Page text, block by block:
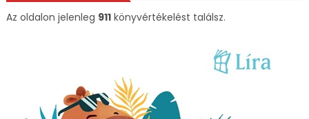
Az oldalon jelenleg 911könyvértékelést találsz.